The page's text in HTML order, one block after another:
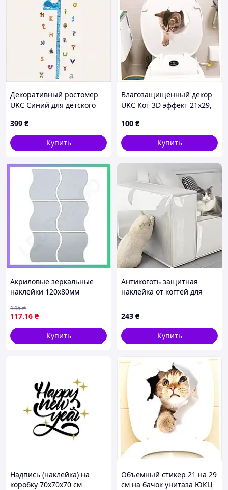
Декоративный ростомер
UKC Синий для детского
399 ₴
Купить
Влагозащищенный декор
UKC Кот 3D эффект 21х29,
100 ₴
Купить
Акриловые зеркальные
наклейки 120х80мм
стен и мебели
самоклеящиеся SKU_SW-
00002509
117.16 ₴
145₴
Купить
Антикоготь защитная
наклейка от когтей для
243 ₴
Купить
Надпись (наклейка) на
коробку 70х70х70 см
Объемный стикер 21 на 29
см на бачок унитаза ЮКЦ